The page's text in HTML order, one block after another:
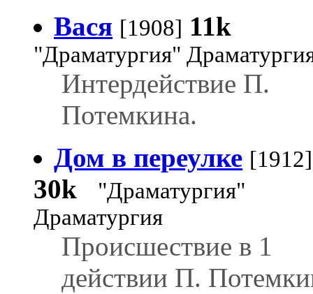
Вася [1908] 11k
"Драматургия"
Интердействие П.
Потемкина.
Дом в переулке [1912]
30k
"Драматургия"
Драматургия
Происшествие в 1
действии П.